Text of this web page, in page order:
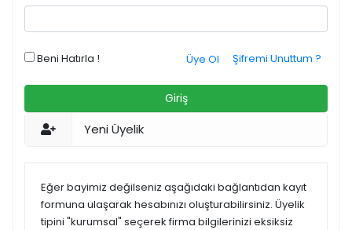
Beni Hatırla ! Şifremi Unuttum ?
Üye Ol
Giriş
Yeni Üyelik
Eğer bayimiz değilseniz aşağıdaki bağlantıdan kayıt
formuna ulaşarak hesabınızı oluşturabilirsiniz. Üyelik
tipini "kurumsal" seçerek firma bilgilerinizi eksiksiz